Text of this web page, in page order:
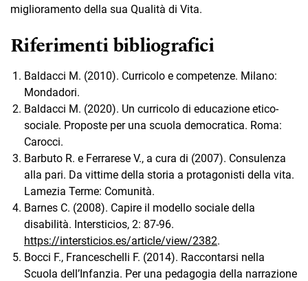
miglioramento della sua Qualità di Vita.
Riferimenti bibliografici
Baldacci M. (2010). Curricolo e competenze. Milano:
Mondadori.
Baldacci M. (2020). Un curricolo di educazione etico-
sociale. Proposte per una scuola democratica. Roma:
Carocci.
Barbuto R. e Ferrarese V., a cura di (2007). Consulenza
alla pari. Da vittime della storia a protagonisti della vita.
Lamezia Terme: Comunità.
Barnes C. (2008). Capire il modello sociale della
disabilità. Intersticios, 2: 87-96.
https://intersticios.es/article/view/2382.
Bocci F., Franceschelli F. (2014). Raccontarsi nella
Scuola dell’Infanzia. Per una pedagogia della narrazione